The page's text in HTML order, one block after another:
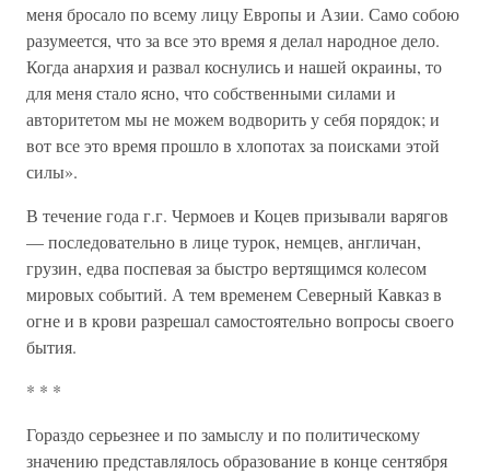
меня бросало по всему лицу Европы и Азии. Само собою
разумеется, что за все это время я делал народное дело.
Когда анархия и развал коснулись и нашей окраины, то
для меня стало ясно, что собственными силами и
авторитетом мы не можем водворить у себя порядок; и
вот все это время прошло в хлопотах за поисками этой
силы».
В течение года г.г. Чермоев и Коцев призывали варягов
— последовательно в лице турок, немцев, англичан,
грузин, едва поспевая за быстро вертящимся колесом
мировых событий. А тем временем Северный Кавказ в
огне и в крови разрешал самостоятельно вопросы своего
бытия.
* * *
Гораздо серьезнее и по замыслу и по политическому
значению представлялось образование в конце сентября